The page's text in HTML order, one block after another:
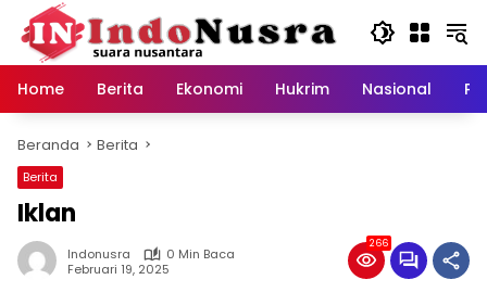
Langsung
konten
Home
Berita Ekonomi Hukrim Nasional
Beranda Berita
Berita
Iklan
Indonusra
0 Min Baca
Februari 19, 2025
266